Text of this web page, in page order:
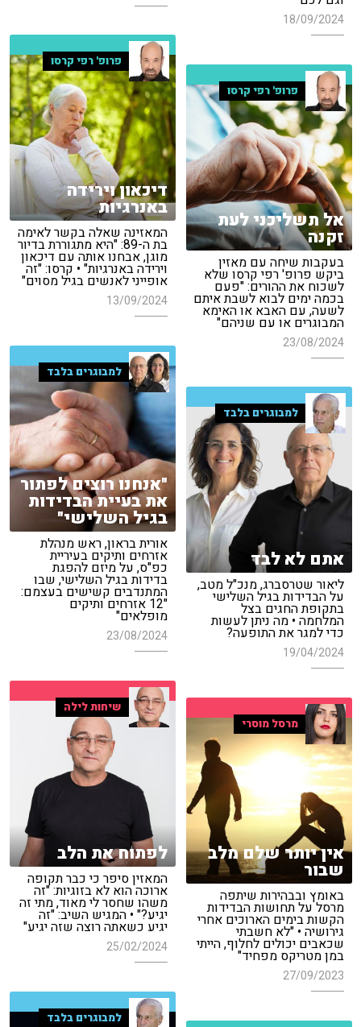
18/09/2024
פרופ' רפי קרסו
דיכאון וירידה
באנרגיות
המאזינה שאלה בקשר לאימה
בת ה-89: "היא מתגוררת בדיור
מוגן, אבחנו אותה עם דיכאון
וירידה באנרגיות" • קרסו: "זה
אופייני לאנשים בגיל מסוים"
13/09/2024
פרופ' רפי קרסו
אל תשליכני לעת
זקנה
בעקבות שיחה עם מאזין
ביקש פרופ' רפי קרסו שלא
לשכוח את ההורים: "פעם
בכמה ימים לבוא לשבת איתם
לשעה, עם האבא או האימא
המבוגרים או עם שניהם"
23/08/2024
למבוגרים בלבד
"אנחנו רוצים לפתור
את בעיית הבדידות
בגיל השלישי"
אורית בראון, ראש מנהלת
אזרחים ותיקים בעיריית
כפ"ס, על מיזם להפגת
בדידות בגיל השלישי, שבו
המתנדבים קשישים בעצמם:
"12 אזרחים ותיקים
מופלאים"
23/08/2024
למבוגרים בלבד
אתם לא לבד
ליאור שטרסברג, מנכ"ל מטב,
על הבדידות בגיל השלישי
בתקופת החגים בצל
המלחמה • מה ניתן לעשות
כדי למגר את התופעה?
19/04/2024
שיחות לילה
לפתוח את הלב
המאזין סיפר כי כבר תקופה
ארוכה הוא לא בזוגיות: "זה
משהו שחסר לי מאוד, מתי זה
יגיע?" • המגיש השיב: "זה
יגיע כשאתה רוצה שזה יגיע"
25/02/2024
מרסל מוסרי
אין יותר שלם מלב
שבור
באומץ ובבהירות שיתפה
מרסל על תחושות הבדידות
הקשות בימים הארוכים אחרי
גירושיה • "לא חשבתי
שכאבים יכולים לחלוף, הייתי
במן מטריקס מפחיד"
27/09/2023
למבוגרים בלבד